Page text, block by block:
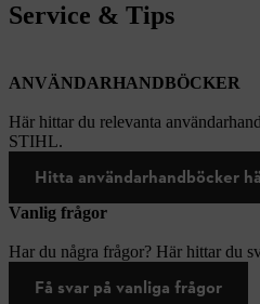
Service & Tips
ANVÄNDARHANDBÖCKER
Här hittar du relevanta
STIHL.
Hitta användarhandböcker
Vanlig frågor
Har du några frågor? Här hittar du
Få svar på vanliga frågor